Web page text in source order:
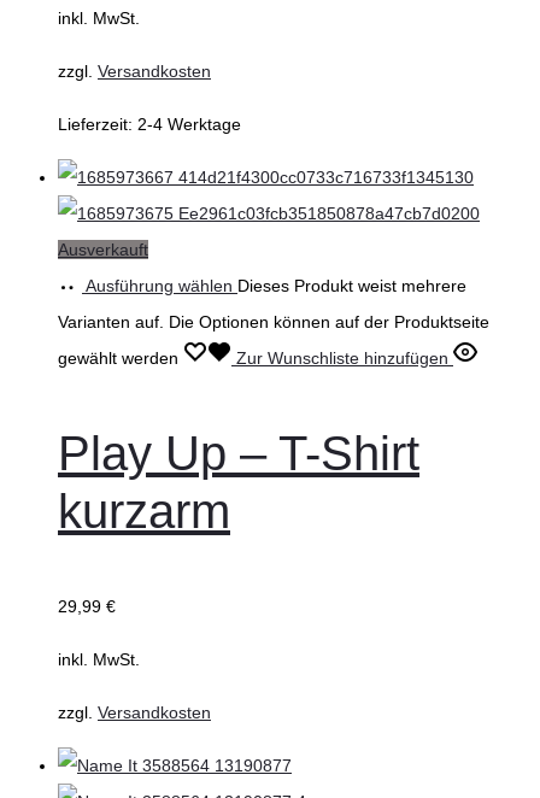
inkl. MwSt.
zzgl. Versandkosten
Lieferzeit: 2-4 Werktage
Ausverkauft
Ausführung wählen Dieses Produkt weist mehrere
Varianten auf. Die Optionen können auf der Produktseite
gewählt werden
Zur Wunschliste hinzufügen
Play Up – T-Shirt
kurzarm
29,99 €
inkl. MwSt.
zzgl. Versandkosten